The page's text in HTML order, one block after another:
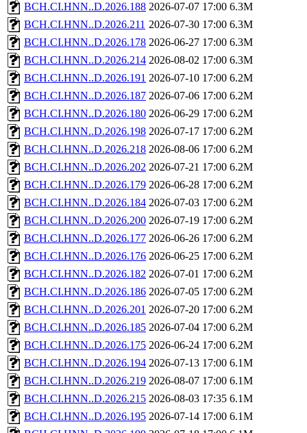
BCH.CI.HNN..D.2026.188 2026-07-07 17:00 6.3M
BCH.CI.HNN..D.2026.211 2026-07-30 17:00 6.3M
BCH.CI.HNN..D.2026.178 2026-06-27 17:00 6.3M
BCH.CI.HNN..D.2026.214 2026-08-02 17:00 6.3M
BCH.CI.HNN..D.2026.191 2026-07-10 17:00 6.2M
BCH.CI.HNN..D.2026.187 2026-07-06 17:00 6.2M
BCH.CI.HNN..D.2026.180 2026-06-29 17:00 6.2M
BCH.CI.HNN..D.2026.198 2026-07-17 17:00 6.2M
BCH.CI.HNN..D.2026.218 2026-08-06 17:00 6.2M
BCH.CI.HNN..D.2026.202 2026-07-21 17:00 6.2M
BCH.CI.HNN..D.2026.179 2026-06-28 17:00 6.2M
BCH.CI.HNN..D.2026.184 2026-07-03 17:00 6.2M
BCH.CI.HNN..D.2026.200 2026-07-19 17:00 6.2M
BCH.CI.HNN..D.2026.177 2026-06-26 17:00 6.2M
BCH.CI.HNN..D.2026.176 2026-06-25 17:00 6.2M
BCH.CI.HNN..D.2026.182 2026-07-01 17:00 6.2M
BCH.CI.HNN..D.2026.186 2026-07-05 17:00 6.2M
BCH.CI.HNN..D.2026.201 2026-07-20 17:00 6.2M
BCH.CI.HNN..D.2026.185 2026-07-04 17:00 6.2M
BCH.CI.HNN..D.2026.175 2026-06-24 17:00 6.2M
BCH.CI.HNN..D.2026.194 2026-07-13 17:00 6.1M
BCH.CI.HNN..D.2026.219 2026-08-07 17:00 6.1M
BCH.CI.HNN..D.2026.215 2026-08-03 17:35 6.1M
BCH.CI.HNN..D.2026.195 2026-07-14 17:00 6.1M